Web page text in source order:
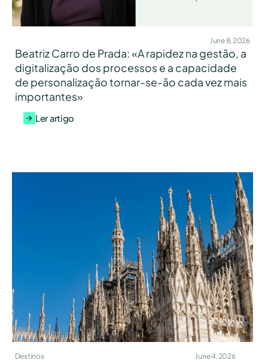
June 8, 2026
Beatriz Carro de Prada: «A rapidez na gestão, a
digitalização dos processos e a capacidade
de personalização tornar-se-ão cada vez mais
importantes»
Ler artigo
Destinos June 4, 2026